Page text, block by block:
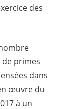
des
de primes
dans
œuvre du
à un